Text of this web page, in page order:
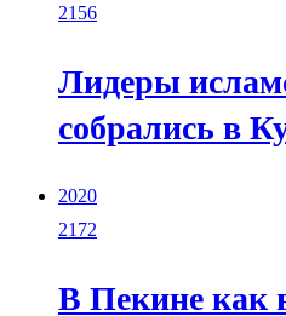
2156
Лидеры
собрались в
2020
2172
В Пекине как